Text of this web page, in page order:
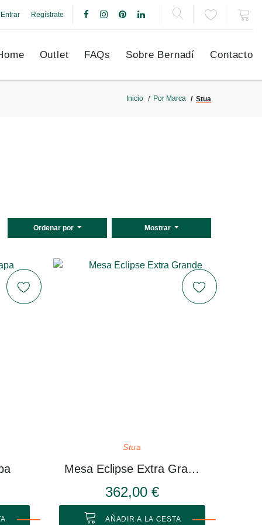
Entrar Regístrate
Outlet FAQs Sobre Bernadí Contacto
Inicio Por Marca Stua
Ordenar por Mostrar
Stua
Mesa Eclipse Extra Grande
362,00 €
AÑADIR A LA CESTA